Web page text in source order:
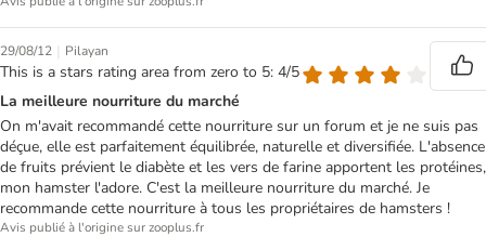
29/08/12 | Pilayan
This is a stars rating area from zero to 5: 4/5
La meilleure nourriture du marché
On m'avait recommandé cette nourriture sur un forum et je ne suis pas
déçue, elle est parfaitement équilibrée, naturelle et diversifiée. L'absence
de fruits prévient le diabète et les vers de farine apportent les protéines,
mon hamster l'adore. C'est la meilleure nourriture du marché. Je
recommande cette nourriture à tous les propriétaires de hamsters !
Avis publié à l'origine sur zooplus.fr